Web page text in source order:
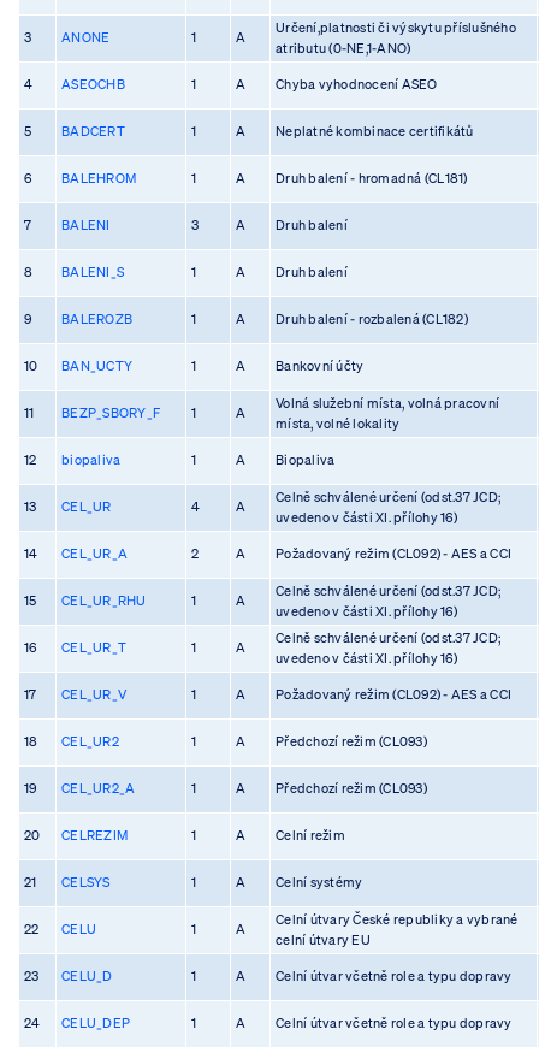
3 ANONE 1 A
Určení,platnosti či výskytu příslušného
atributu (0-NE,1-ANO)
4 ASEOCHB 1 A Chyba vyhodnocení ASEO
5 BADCERT 1 A Neplatné kombinace certifikátů
6 BALEHROM 1 A Druh balení - hromadná (CL181)
7 BALENI 3 A Druh balení
8 BALENI_S 1 A Druh balení
9 BALEROZB 1 A Druh balení - rozbalená (CL182)
10 BAN_UCTY 1 A Bankovní účty
11 BEZP_SBORY_F 1 A
Volná služební místa, volná pracovní
místa, volné lokality
12 biopaliva 1 A Biopaliva
13 CEL_UR 4 A
Celně schválené určení (odst.37 JCD;
uvedeno v části XI. přílohy 16)
14 CEL_UR_A 2 A Požadovaný režim (CL092) - AES a CCI
15 CEL_UR_RHU 1 A
Celně schválené určení (odst.37 JCD;
uvedeno v části XI. přílohy 16)
16 CEL_UR_T 1 A
Celně schválené určení (odst.37 JCD;
uvedeno v části XI. přílohy 16)
17 CEL_UR_V 1 A Požadovaný režim (CL092) - AES a CCI
18 CEL_UR2 1 A Předchozí režim (CL093)
19 CEL_UR2_A 1 A Předchozí režim (CL093)
20 CELREZIM 1 A Celní režim
21 CELSYS 1 A Celní systémy
22 CELU 1 A
Celní útvary České republiky a vybrané
celní útvary EU
23 CELU_D 1 A Celní útvar včetně role a typu dopravy
24 CELU_DEP 1 A Celní útvar včetně role a typu dopravy